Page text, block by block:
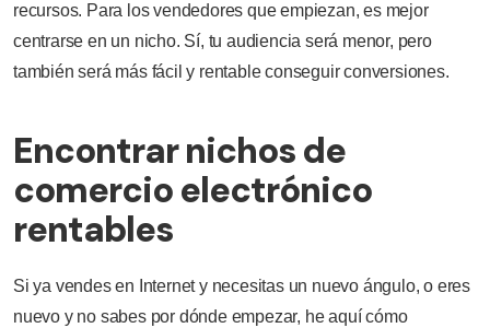
recursos. Para los vendedores que empiezan, es mejor
centrarse en un nicho. Sí, tu audiencia será menor, pero
también será más fácil y rentable conseguir conversiones.
Encontrar nichos de
comercio electrónico
rentables
Si ya vendes en Internet y necesitas un nuevo ángulo, o eres
nuevo y no sabes por dónde empezar, he aquí cómo